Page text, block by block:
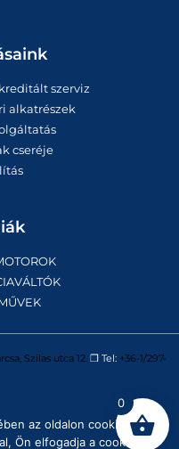
szerviz
alkatrészek
cseréje
Szilas utca 12. ❒ Tel: +36-1/297-
0
az oldalon cookie-kat
Ön elfogadja a cookie-k